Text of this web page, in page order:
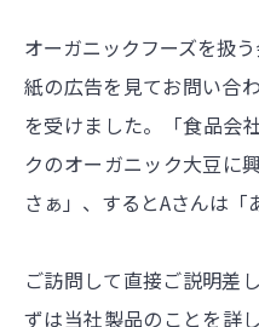
オーガニックフーズを扱
紙の広告を見てお問い合
を受けました。「食品会
クのオーガニック大豆に
さぁ」、するとAさんは「
ご訪問して直接ご説明差
ずは当社製品のことを詳